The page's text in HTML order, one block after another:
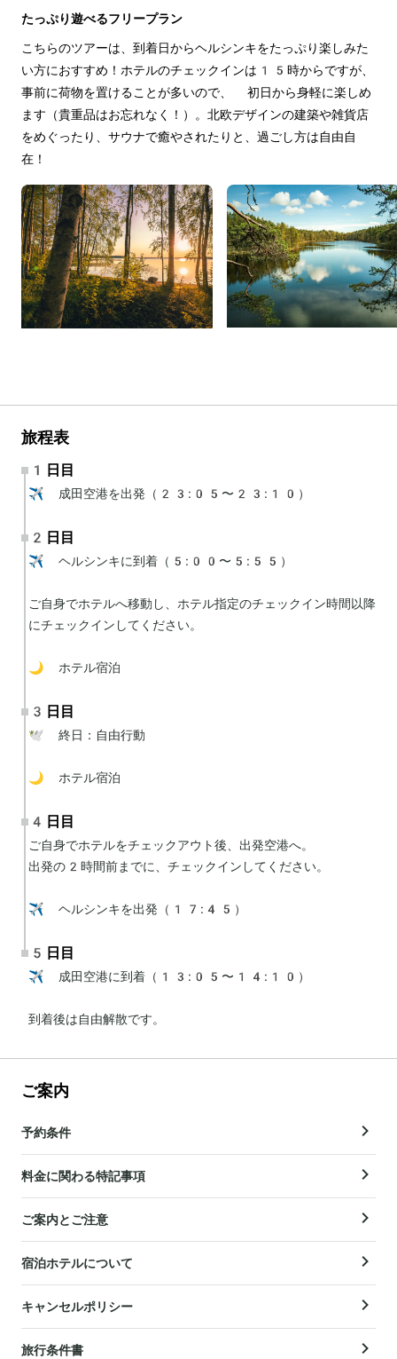
たっぷり遊べるフリープラン
こちらのツアーは、到着日からヘルシンキをたっぷり楽しみた
い方におすすめ！ホテルのチェックインは15時からですが、
事前に荷物を置けることが多いので、 初日から身軽に楽しめ
ます（貴重品はお忘れなく！）。北欧デザインの建築や雑貨店
をめぐったり、サウナで癒やされたりと、過ごし方は自由自
在！
旅程表
1日目
✈️ 成田空港を出発（23:05〜23:10）
2日目
✈️ ヘルシンキに到着（5:00〜5:55）
ご自身でホテルへ移動し、ホテル指定のチェックイン時間以降
にチェックインしてください。
🌙 ホテル宿泊
3日目
🕊 終日：自由行動
🌙 ホテル宿泊
4日目
ご自身でホテルをチェックアウト後、出発空港へ。
出発の2時間前までに、チェックインしてください。
✈️ ヘルシンキを出発（17:45）
5日目
✈️ 成田空港に到着（13:05〜14:10）
到着後は自由解散です。
ご案内
予約条件
料金に関わる特記事項
ご案内とご注意
宿泊ホテルについて
キャンセルポリシー
旅行条件書